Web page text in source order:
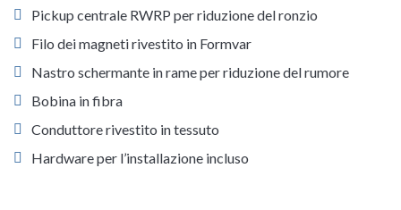
Pickup centrale RWRP per riduzione del ronzio
Filo dei magneti rivestito in Formvar
Nastro schermante in rame per riduzione del rumore
Bobina in fibra
Conduttore rivestito in tessuto
Hardware per l’installazione incluso